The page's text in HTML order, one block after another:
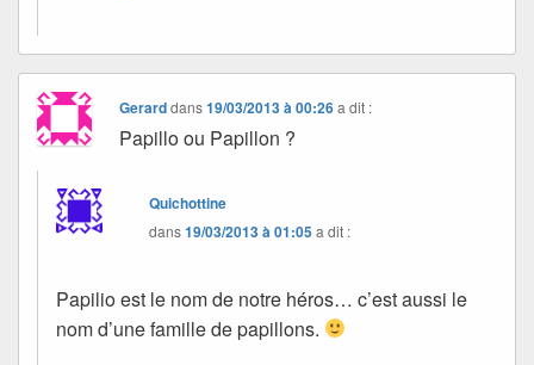
Gerarddans19/03/2013 à 00:26 a dit :
Papillo ou Papillon ?
Quichottine
dans19/03/2013 à 01:05a dit :
Papilio est le nom de notre héros… c’est aussi le
nom d’une famille de papillons.